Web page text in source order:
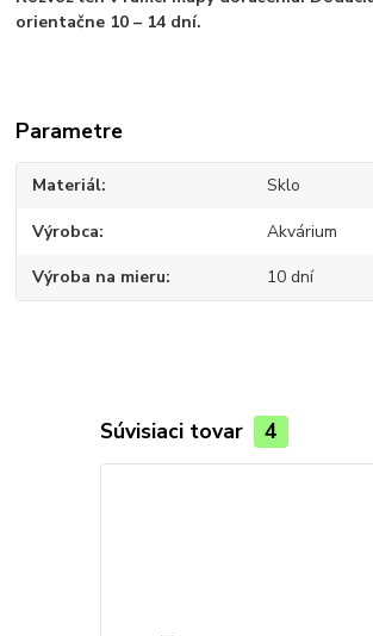
orientačne 10 – 14 dní.
Parametre
Materiál Sklo
Výrobca Akvárium
Výroba na mieru 10 dní
Súvisiaci tovar 4